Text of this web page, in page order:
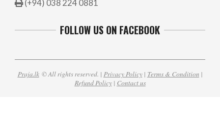
(+94) 038 224 0881
FOLLOW US ON FACEBOOK
Praja.lk© All rights reserved. | Privacy Policy| Terms & Condition |
Refund Policy| Contact us